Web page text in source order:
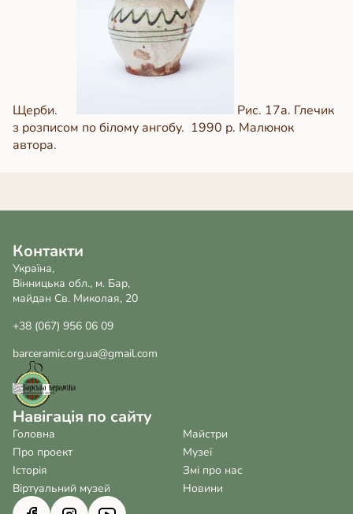
Щерби.
Рис. 17а. Глечик
з розписом по білому ангобу. 1990 р. Малюнок
автора.
Контакти
Україна,
Вінницька обл., м. Бар,
майдан Св. Миколая, 20
+38 (067) 956 06 09
barceramic.org.ua@gmail.com
Навігація по сайту
Головна
Про проект
Історія
Віртуальний музей
Майстри
Музеї
Змі про нас
Новини